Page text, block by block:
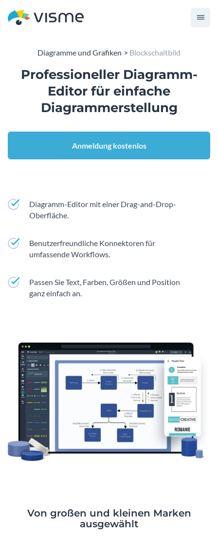
Diagramme und Grafiken Blockschaltbild
Professioneller Diagramm-
Editor für einfache
Diagrammerstellung
Anmeldung kostenlos
Diagramm-Editor mit einer Drag-and-Drop-
Oberfläche.
Benutzerfreundliche Konnektoren für
umfassende Workflows.
Passen Sie Text, Farben, Größen und Position
ganz einfach an.
Von großen und kleinen Marken
ausgewählt